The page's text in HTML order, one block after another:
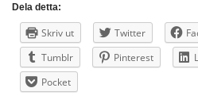
Dela detta:
Skriv ut Twitter
Tumblr
Pinterest
Pocket